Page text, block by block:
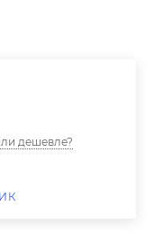
дешевле?